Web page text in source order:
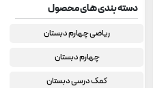
دسته بندی های محصول
ریاضی چهارم دبستان
چهارم دبستان
کمک درسی دبستان